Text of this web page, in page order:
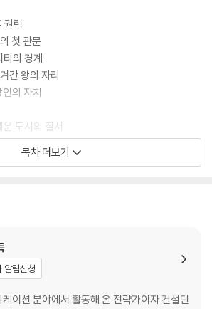
회 문제를 해결하는 방식을 보여준다.
맞이한다. 그린벨트는 도시의 경계를 정했고,
중심지로 바꾸었다. 브릭 레인은 이주민의 삶
늘의 런던을 만들어가는 공간이 되었다.
개의 흐름으로 읽는다.
건 → 제국의 성장 → 철도와 대도시 → 세계도시
하는가, 아니면 위기와 변화 속에서 스스로를
하고 싶은 사람: 강과 성벽, 화재와 철도가 오늘의
있다.
권력
첫 관문
티의 경계
간 왕의 자리
의 자치
도시의 질서
새 도시의 설계
기억의 기둥
일탈의 힘
에 쌓인 세계
의 가격
국가 신용
목차 더보기
알림신청
이션 분야에서 활동해 온 전략가이자 컨설턴